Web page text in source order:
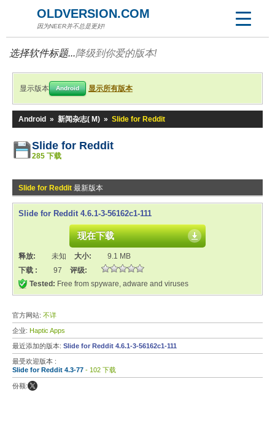
OLDVERSION.COM
因为NEER并不总是更好!
选择软件标题...降级到你爱的版本!
显示版本 Android 显示所有版本
Android » 新闻杂志( M) » Slide for Reddit
Slide for Reddit
285 下载
Slide for Reddit 最新版本
Slide for Reddit 4.6.1-3-56162c1-111
现在下载
释放: 未知 大小:
9.1 MB
下载 :
97
评级:
Tested: Free from spyware, adware and viruses
官方网站: 不详
企业: Haptic Apps
最近添加的版本: Slide for Reddit 4.6.1-3-56162c1-111
最受欢迎版本 :
Slide for Reddit 4.3-77 - 102 下载
份额: